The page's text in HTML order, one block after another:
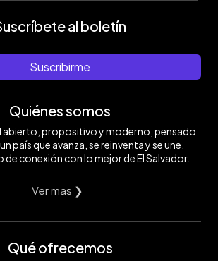
al boletín
Suscribirme
Quiénes somos
abierto, propositivo y moderno, pensado
país que avanza, se reinventa y se une.
conexión con lo mejor de El Salvador.
Ver mas ❯
Qué ofrecemos